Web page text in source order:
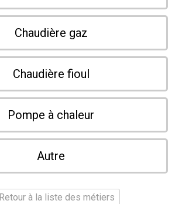
Chaudière gaz
Chaudière fioul
Pompe à chaleur
Autre
Retour à la liste des métiers